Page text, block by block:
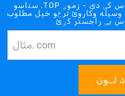
ستاسو .TOP ډومین په لاس کې دی - زموږ .TOP لټون
وسیله وکاروئ ترڅو خپل مطلوب .TOP ډومین ترلاسه کړئ
د لټون